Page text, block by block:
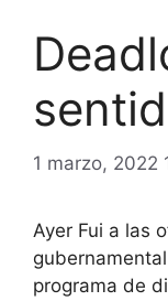
1 marzo, 2022
Ayer Fui a las
programa de